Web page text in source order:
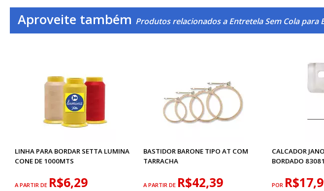
Aproveite também Produtos relacionados a Entretela Sem Cola para
LINHA PARA BORDAR SETTA LUMINA
CONE DE 1000MTS
A PARTIR DE R$6,29
BASTIDOR BARONE TIPO AT COM
TARRACHA
A PARTIR DE R$42,39
CALCADOR
BORDADO
POR